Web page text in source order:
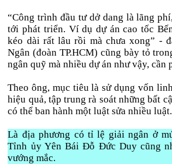
“Công trình đầu tư dở dang là lãng
tới phát triển. Ví dụ dự án cao tốc
kéo dài rất lâu rồi mà chưa xong” -
Ngân (đoàn TP.HCM) cũng bày tỏ
ngân quỹ mà nhiều dự án như vậy, cần
Theo ông, mục tiêu là sử dụng vốn
hiệu quả, tập trung rà soát những bất
có thể ban hành một luật sửa nhiều luật.
Là địa phương có tỉ lệ giải ngân ở
Tỉnh ủy Yên Bái Đỗ Đức Duy cũng
vướng mắc.